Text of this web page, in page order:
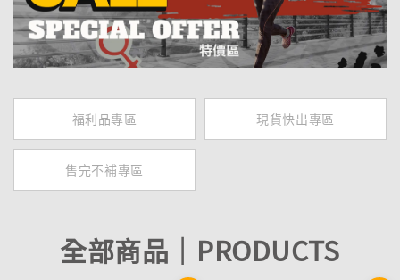
福利品專區 現貨快出專區
售完不補專區
全部商品｜PRODUCTS